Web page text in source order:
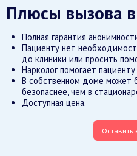
Плюсы вызова
Полная гарантия
Пациенту нет
до клиники или просить
Нарколог помогает
В собственном доме может
безопаснее, чем в
Доступная цена.
Оставить